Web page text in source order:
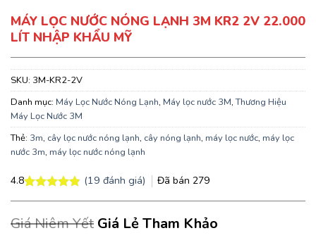
MÁY LỌC NƯỚC NÓNG LẠNH 3M KR2 2V 22.000
LÍT NHẬP KHẨU MỸ
SKU: 3M-KR2-2V
Danh mục: Máy Lọc Nước Nóng Lạnh, Máy lọc nước 3M,Thương Hiệu
Máy Lọc Nước 3M
Thẻ: 3m, cây lọc nước nóng lạnh, cây nóng lạnh, máy lọc nước, máy lọc
nước 3m, máy lọc nước nóng lạnh
4.8
đánh giá
(19 đánh giá) Đã bán 279
Giá Niêm Yết Giá Lẻ Tham Khảo